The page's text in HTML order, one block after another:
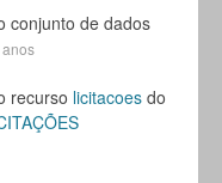
conjunto de dados
recurso licitacoes do